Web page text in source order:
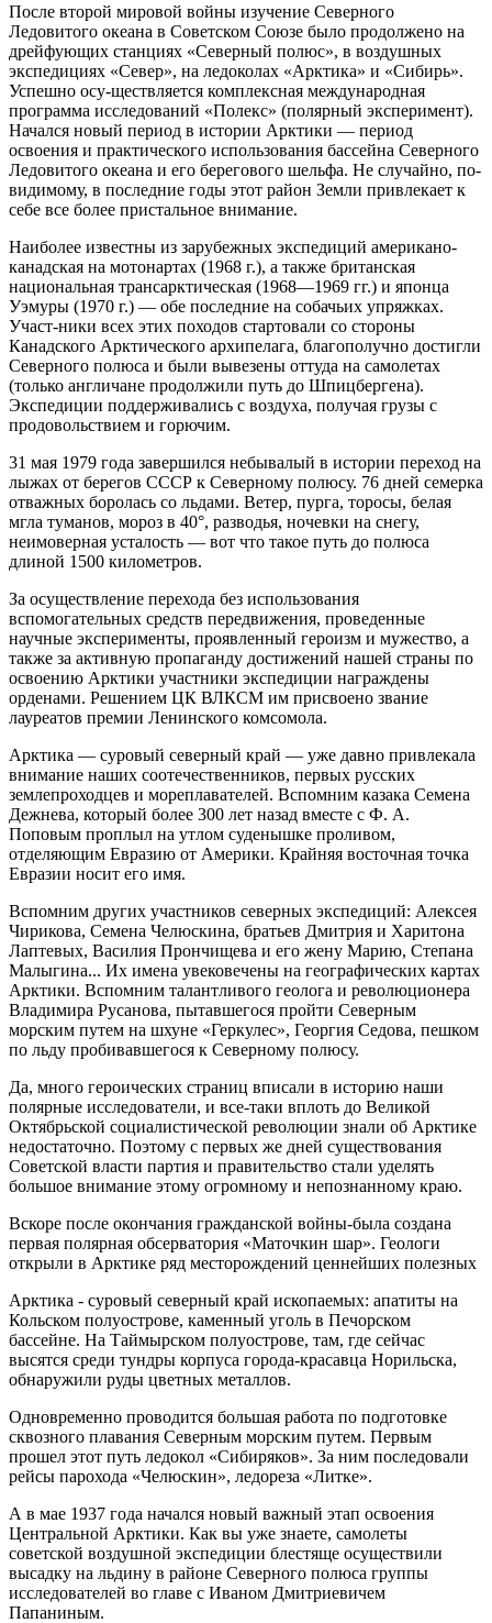
После второй мировой войны изучение Северного
Ледовитого океана в Советском Союзе было продолжено на
дрейфующих станциях «Северный полюс», в воздушных
экспедициях «Север», на ледоколах «Арктика» и «Сибирь».
Успешно осу-ществляется комплексная международная
программа исследований «Полекс» (полярный эксперимент).
Начался новый период в истории Арктики — период
освоения и практического использования бассейна Северного
Ледовитого океана и его берегового шельфа. Не случайно, по-
видимому, в последние годы этот район Земли привлекает к
себе все более пристальное внимание.
Наиболее известны из зарубежных экспедиций американо-
канадская на мотонартах (1968 г.), а также британская
национальная трансарктическая (1968—1969 гг.) и японца
Уэмуры (1970 г.) — обе последние на собачьих упряжках.
Участ-ники всех этих походов стартовали со стороны
Канадского Арктического архипелага, благополучно достигли
Северного полюса и были вывезены оттуда на самолетах
(только англичане продолжили путь до Шпицбергена).
Экспедиции поддерживались с воздуха, получая грузы с
продовольствием и горючим.
31 мая 1979 года завершился небывалый в истории переход на
лыжах от берегов СССР к Северному полюсу. 76 дней семерка
отважных боролась со льдами. Ветер, пурга, торосы, белая
мгла туманов, мороз в 40°, разводья, ночевки на снегу,
неимоверная усталость — вот что такое путь до полюса
длиной 1500 километров.
За осуществление перехода без использования
вспомогательных средств передвижения, проведенные
научные эксперименты, проявленный героизм и мужество, а
также за активную пропаганду достижений нашей страны по
освоению Арктики участники экспедиции награждены
орденами. Решением ЦК ВЛКСМ им присвоено звание
лауреатов премии Ленинского комсомола.
Арктика — суровый северный край — уже давно привлекала
внимание наших соотечественников, первых русских
землепроходцев и мореплавателей. Вспомним казака Семена
Дежнева, который более 300 лет назад вместе с Ф. А.
Поповым проплыл на утлом суденышке проливом,
отделяющим Евразию от Америки. Крайняя восточная точка
Евразии носит его имя.
Вспомним других участников северных экспедиций: Алексея
Чирикова, Семена Челюскина, братьев Дмитрия и Харитона
Лаптевых, Василия Прончищева и его жену Марию, Степана
Малыгина... Их имена увековечены на географических картах
Арктики. Вспомним талантливого геолога и революционера
Владимира Русанова, пытавшегося пройти Северным
морским путем на шхуне «Геркулес», Георгия Седова, пешком
по льду пробивавшегося к Северному полюсу.
Да, много героических страниц вписали в историю наши
полярные исследователи, и все-таки вплоть до Великой
Октябрьской социалистической революции знали об Арктике
недостаточно. Поэтому с первых же дней существования
Советской власти партия и правительство стали уделять
большое внимание этому огромному и непознанному краю.
Вскоре после окончания гражданской войны-была создана
первая полярная обсерватория «Маточкин шар». Геологи
открыли в Арктике ряд месторождений ценнейших полезных
Арктика - суровый северный край ископаемых: апатиты на
Кольском полуострове, каменный уголь в Печорском
бассейне. На Таймырском полуострове, там, где сейчас
высятся среди тундры корпуса города-красавца Норильска,
обнаружили руды цветных металлов.
Одновременно проводится большая работа по подготовке
сквозного плавания Северным морским путем. Первым
прошел этот путь ледокол «Сибиряков». За ним последовали
рейсы парохода «Челюскин», ледореза «Литке».
А в мае 1937 года начался новый важный этап освоения
Центральной Арктики. Как вы уже знаете, самолеты
советской воздушной экспедиции блестяще осуществили
высадку на льдину в районе Северного полюса группы
исследователей во главе с Иваном Дмитриевичем
Папаниным.